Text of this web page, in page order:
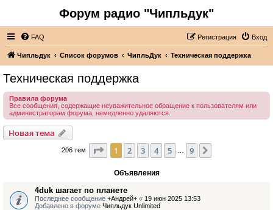
Форум радио "Чипльдук"
FAQ Вход
Регистрация
Чипльдук Список форумов ЧипльДук Техническая поддержка
Техническая поддержка
Правила форума
Все сообщения, содержащие неуважительное обращение к пользователям или
администраторам форума, немедленно удаляются.
Новая тема
206 тем Страница из
1 2 3 4 5 9
Объявления
4duk шагает по планете
Последнее сообщение +Андрей+ « 19 июн 2025 13:53
Добавлено в форуме Чипльдук Unlimited